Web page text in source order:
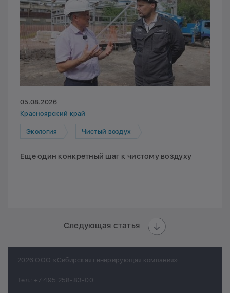
05.08.2026
Красноярский край
Экология Чистый воздух
Еще один конкретный шаг к чистому воздуху
Следующая статья
2026 ООО «Сибирская генерирующая компания»
Тел.: +7 495 258-83-00